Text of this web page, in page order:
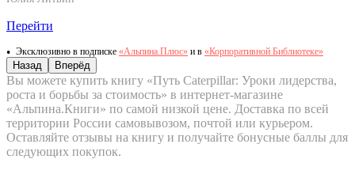
Перейти
Эксклюзивно в подписке «Альпина.Плюс» и в «Корпоративной Библиотеке»
Назад Вперёд
Вы можете купить книгу «Путь Caterpillar: Уроки лидерства,
роста и борьбы за стоимость» в интернет-магазине
«Альпина.Книги» по самой низкой цене. Доставка по всей
территории России самовывозом, почтой или курьером.
Оставляйте отзывы на книгу и получайте бонусные баллы для
следующих покупок.